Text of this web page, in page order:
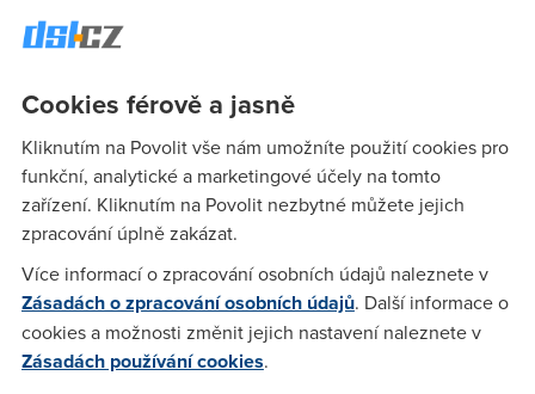
Balíček
Počet
Data
Svět A
379 Kč 549 Kč
Data
Svět B
74 259 Kč -
Data
Svět C
10 699 Kč 1 279 Kč - -
Cookies férově a jasně
Kliknutím na Povolit vše nám umožníte použití cookies pro
funkční, analytické a marketingové účely na tomto
zařízení. Kliknutím na Povolit nezbytné můžete jejich
zpracování úplně zakázat.
Více informací o zpracování osobních údajů naleznete v
Zásadách o zpracování osobních údajů. Další informace o
cookies a možnosti změnit jejich nastavení naleznete v
Zásadách používání cookies.